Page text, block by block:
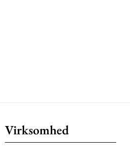
Virksomhed